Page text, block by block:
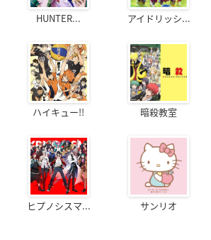
HUNTER... アイドリッシ...
ハイキュー!! 暗殺教室
ヒプノシスマ... サンリオ